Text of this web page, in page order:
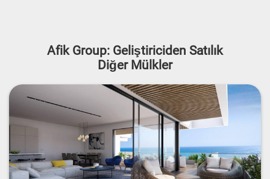
Afik Group: Geliştiriciden Satılık
Diğer Mülkler